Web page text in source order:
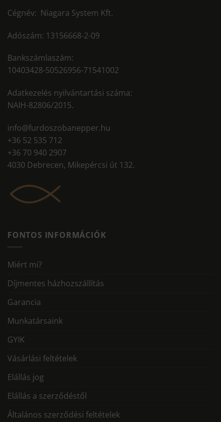
Cégnév: Niagara System Kft.
Adószám: 13156668-2-09
Bankszámlaszám:
10403428-50526956-71541002
Adatkezelés nyilvántartási száma:
NAIH-82806/2015.
info@furdoszobanepper.hu
+36 52 535 712
+36 70 940 2907
4030 Debrecen, Mikepércsi út 132.
FONTOS INFORMÁCIÓK
Miért mi?
Díjmentes házhozszállítás
Garancia
Munkatársaink
GYIK
Vásárlási feltételek
Elállás jog
Elállás a szerződéstől
Általános szerződési feltételek